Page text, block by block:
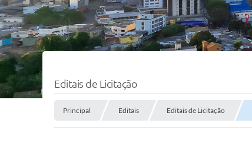
Editais de Licitação
Principal Editais Editais de Licitação